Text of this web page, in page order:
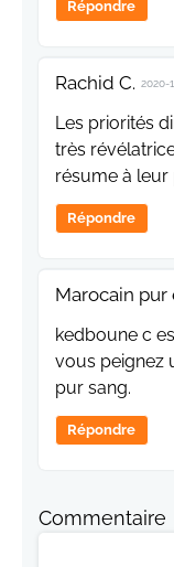
Répondre
Rachid C. 2020-
Les priorités
très
résume à leur
Répondre
Marocain pur
kedboune c
vous peignez
pur sang.
Répondre
Commentaire